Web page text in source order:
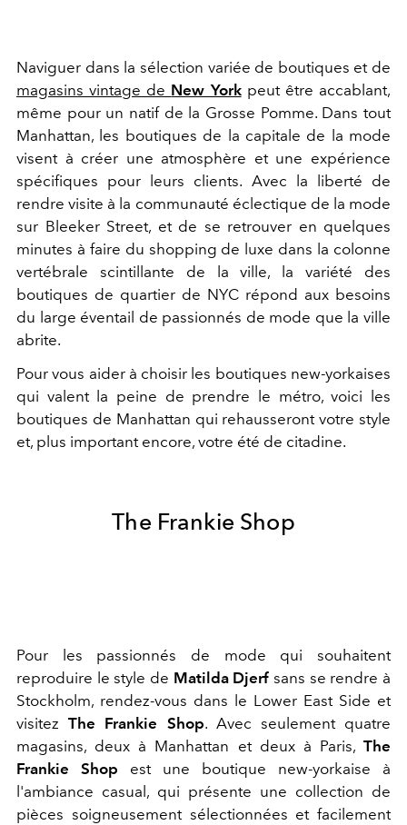
Naviguer dans la sélection variée de boutiques et de
magasins vintage de New Yorkpeut être accablant,
même pour un natif de la Grosse Pomme. Dans tout
Manhattan, les boutiques de la capitale de la mode
visent à créer une atmosphère et une expérience
spécifiques pour leurs clients. Avec la liberté de
rendre visite à la communauté éclectique de la mode
sur Bleeker Street, et de se retrouver en quelques
minutes à faire du shopping de luxe dans la colonne
vertébrale scintillante de la ville, la variété des
boutiques de quartier de NYC répond aux besoins
du large éventail de passionnés de mode que la ville
abrite.
Pour vous aider à choisir les boutiques new-yorkaises
qui valent la peine de prendre le métro, voici les
boutiques de Manhattan qui rehausseront votre style
et, plus important encore, votre été de citadine.
The Frankie Shop
Pour les passionnés de mode qui souhaitent
reproduire le style de Matilda Djerf sans se rendre à
Stockholm, rendez-vous dans le Lower East Side et
visitezThe Frankie Shop. Avec seulement quatre
magasins, deux à Manhattan et deux à Paris, The
Frankie Shop est une boutique new-yorkaise à
l'ambiance casual, qui présente une collection de
pièces soigneusement sélectionnées et facilement